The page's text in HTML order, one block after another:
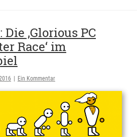
‚Glorious PC
Race‘ im
Ein Kommentar